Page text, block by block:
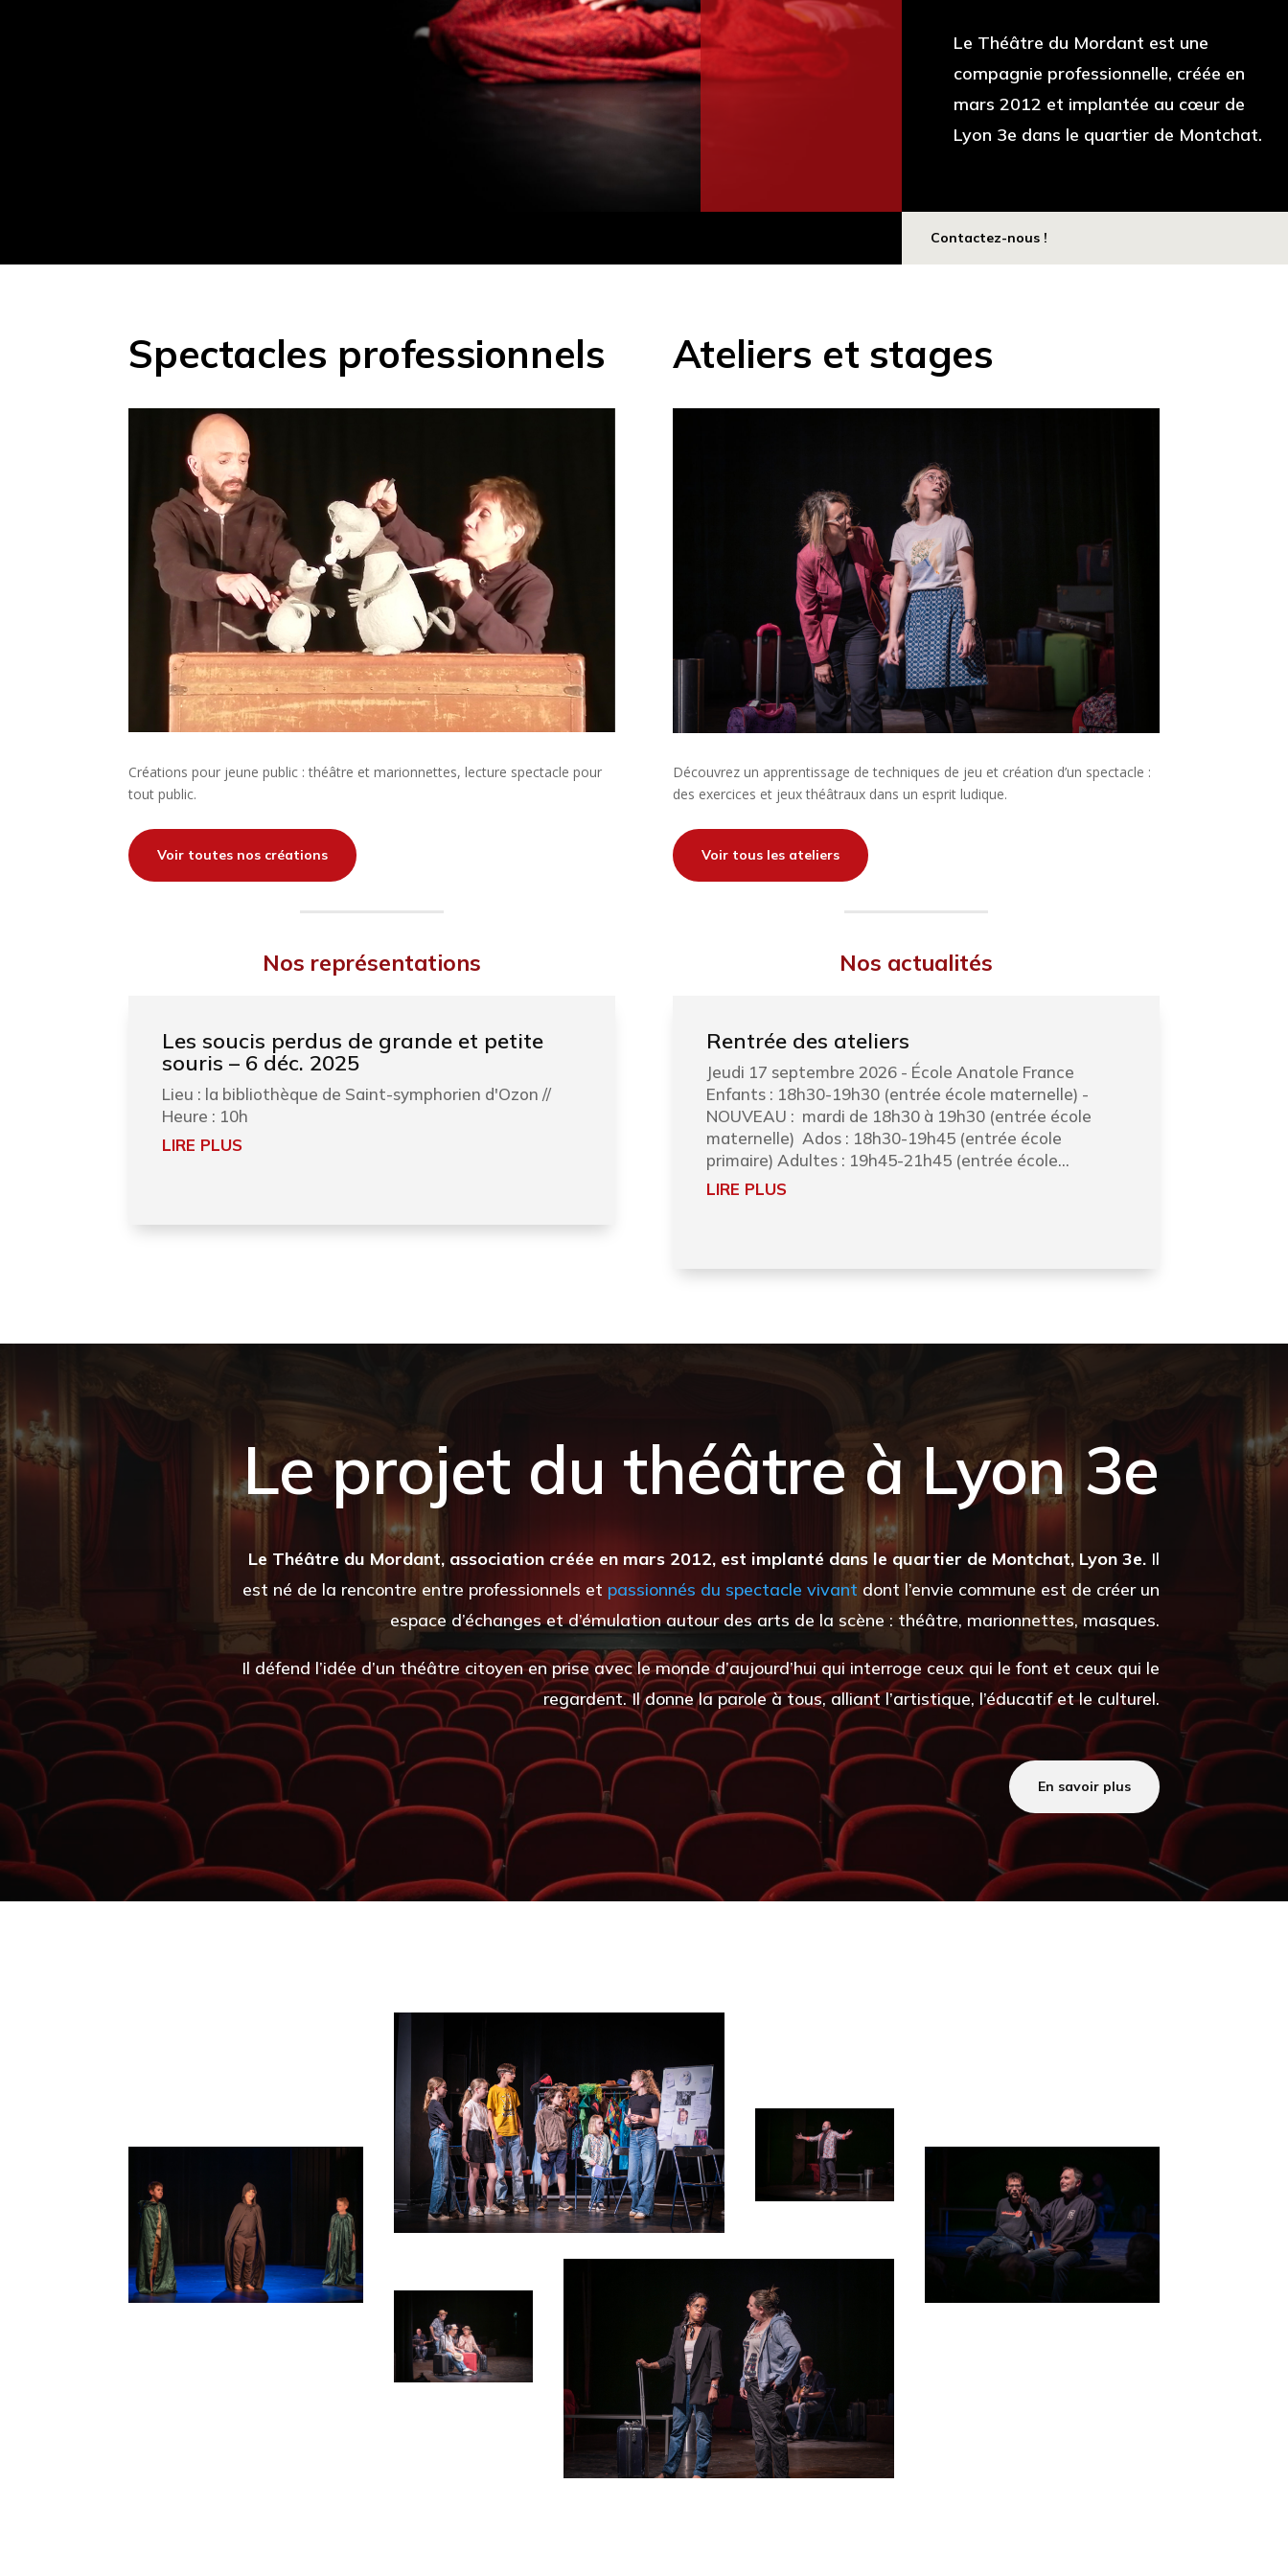
Le Théâtre du Mordant est une
compagnie professionnelle, créée en
mars 2012 et implantée au cœur de
Lyon 3e dans le quartier de Montchat.
Contactez-nous !
Spectacles professionnels
Créations pour jeune public : théâtre et marionnettes, lecture spectacle pour
tout public.
Voir toutes nos créations
Nos représentations
Les soucis perdus de grande et petite
souris – 6 déc. 2025
Lieu : la bibliothèque de Saint-symphorien d'Ozon //
Heure : 10h
LIRE PLUS
Ateliers et stages
Découvrez un apprentissage de techniques de jeu et création d’un spectacle :
des exercices et jeux théâtraux dans un esprit ludique.
Voir tous les ateliers
Nos actualités
Rentrée des ateliers
Jeudi 17 septembre 2026 - École Anatole France
Enfants : 18h30-19h30 (entrée école maternelle) -
NOUVEAU : mardi de 18h30 à 19h30 (entrée école
maternelle) Ados : 18h30-19h45 (entrée école
primaire) Adultes : 19h45-21h45 (entrée école...
LIRE PLUS
Le projet du théâtre à Lyon 3e
Le Théâtre du Mordant, association créée en mars 2012, est implanté dans le quartier de Montchat, Lyon 3e. Il
est né de la rencontre entre professionnels et passionnés du spectacle vivant dont l’envie commune est de créer un
espace d’échanges et d’émulation autour des arts de la scène : théâtre, marionnettes, masques.
Il défend l’idée d’un théâtre citoyen en prise avec le monde d’aujourd’hui qui interroge ceux qui le font et ceux qui le
regardent. Il donne la parole à tous, alliant l’artistique, l’éducatif et le culturel.
En savoir plus